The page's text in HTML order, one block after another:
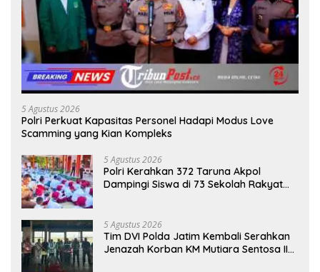
5 Agustus 2026
Polri Perkuat Kapasitas Personel Hadapi Modus Love
Scamming yang Kian Kompleks
5 Agustus 2026
Polri Kerahkan 372 Taruna Akpol
Dampingi Siswa di 73 Sekolah Rakyat
5 Agustus 2026
Tim DVI Polda Jatim Kembali Serahkan
Jenazah Korban KM Mutiara Sentosa II